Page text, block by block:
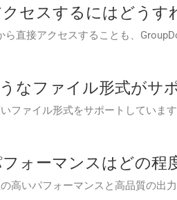
セスするにはどうす
直接アクセスすることも、
なファイル形式がサ
ファイル形式をサポートしていま
ォーマンスはどの程
高いパフォーマンスと高品質の出